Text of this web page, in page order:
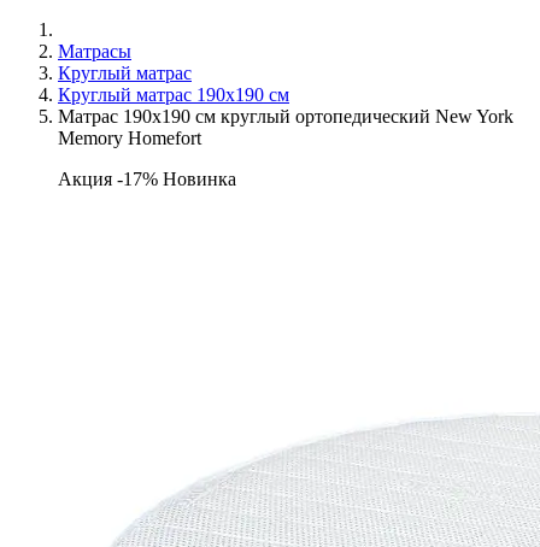
Матрасы
Круглый матрас
Круглый матрас 190х190 см
Матрас 190х190 см круглый ортопедический New York
Memory Homefort
Акция -17% Новинка